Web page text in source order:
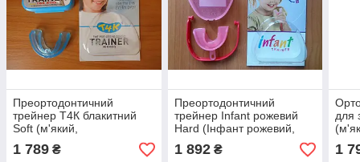
Преортодонтичний
трейнер Т4К блакитний
Soft (м'який,
оригінальний)
1 789 ₴
Преортодонтичний
трейнер Infant рожевий
Hard (Інфант рожевий,
хард, жорсткий,
оригінальний)
1 892₴
для
1